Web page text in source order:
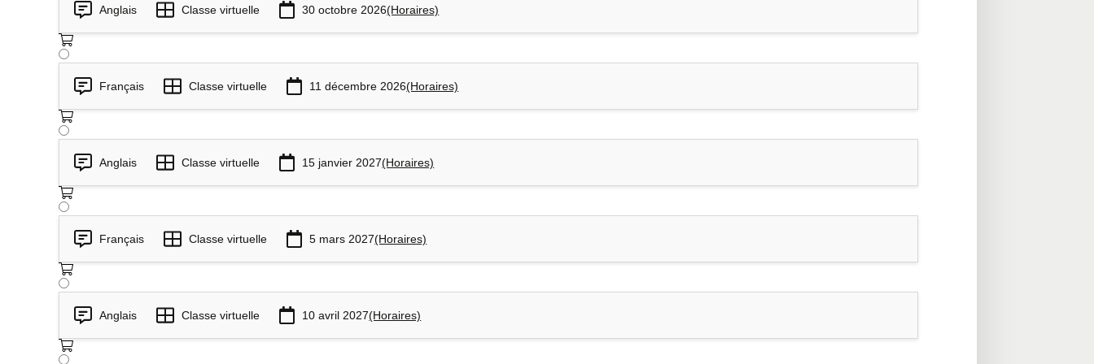
Anglais Classe virtuelle 30 octobre 2026(Horaires)
Français Classe virtuelle 11 décembre 2026(Horaires)
Anglais Classe virtuelle 15 janvier 2027(Horaires)
Français Classe virtuelle 5 mars 2027(Horaires)
Anglais Classe virtuelle 10 avril 2027(Horaires)